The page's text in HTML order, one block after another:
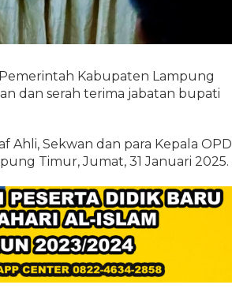
Pemerintah Kabupaten Lampung
dan serah terima jabatan bupati
Ahli, Sekwan dan para Kepala OPD
Timur, Jumat, 31 Januari 2025.